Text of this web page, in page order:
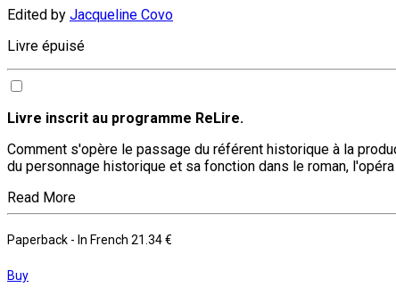
Edited by Jacqueline Covo
Livre épuisé
Livre inscrit au programme ReLire.
Comment s'opère le passage du référent historique à la
du personnage historique et sa fonction dans le roman,
Read More
Paperback - In French 21.34 €
Buy